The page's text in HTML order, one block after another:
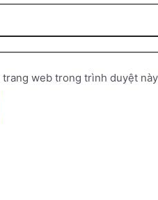
trang web trong trình duyệt